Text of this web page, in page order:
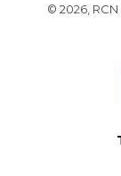
© 2026,